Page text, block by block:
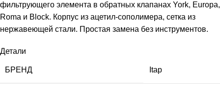
фильтрующего элемента в обратных клапанах York, Europa,
Roma и Block. Корпус из ацетил-сополимера, сетка из
нержавеющей стали. Простая замена без инструментов.
Детали
БРЕНД Itap